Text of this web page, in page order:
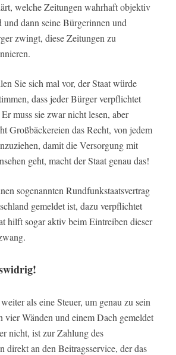
welche Zeitungen wahrhaft objektiv
und dann seine Bürgerinnen und
zwingt, diese Zeitungen zu
Sie sich mal vor, der Staat würde
dass jeder Bürger verpflichtet
muss sie zwar nicht lesen, aber
Großbäckereien das Recht, von jedem
damit die Versorgung mit
geht, macht der Staat genau das!
sogenannten Rundfunkstaatsvertrag
gemeldet ist, dazu verpflichtet
hilft sogar aktiv beim Eintreiben dieser
als eine Steuer, um genau zu sein
vier Wänden und einem Dach gemeldet
nicht, ist zur Zahlung des
an den Beitragsservice, der das